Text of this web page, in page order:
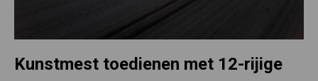
Kunstmest toedienen met 12-rijige